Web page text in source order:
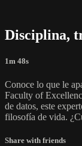
Disciplina,
1m 48s
Conoce lo que le
Faculty of
de datos, este
filosofía de vida.
Share with friends